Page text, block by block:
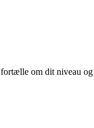
om dit niveau